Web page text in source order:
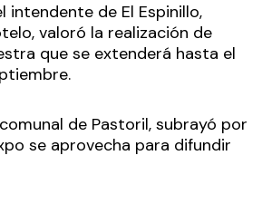
intendente de El Espinillo,
valoró la realización de
que se extenderá hasta el
de Pastoril, subrayó por
se aprovecha para difundir